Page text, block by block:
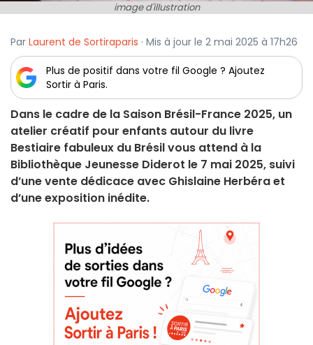
image d'illustration
Par Laurent de Sortiraparis · Mis à jour le 2 mai 2025 à 17h26
Plus de positif dans votre fil Google ? Ajoutez
Sortir à Paris.
Dans le cadre de la Saison Brésil-France 2025, un
atelier créatif pour enfants autour du livre
Bestiaire fabuleux du Brésil vous attend à la
Bibliothèque Jeunesse Diderot le 7 mai 2025, suivi
d’une vente dédicace avec Ghislaine Herbéra et
d’une exposition inédite.